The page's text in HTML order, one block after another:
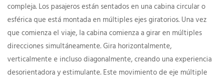
compleja. Los pasajeros están sentados en una cabina circular o
esférica que está montada en múltiples ejes giratorios. Una vez
que comienza el viaje, la cabina comienza a girar en múltiples
direcciones simultáneamente. Gira horizontalmente,
verticalmente e incluso diagonalmente, creando una experiencia
desorientadora y estimulante. Este movimiento de eje múltiple